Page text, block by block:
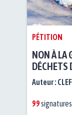
PÉTITION
NON À LA
DÉCHETS
Auteur :
99signatures